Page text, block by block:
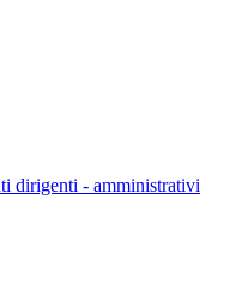
dirigenti - amministrativi